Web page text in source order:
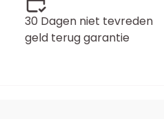
30 Dagen niet tevreden
geld terug garantie